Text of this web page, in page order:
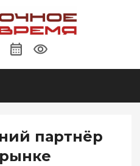
партнёр